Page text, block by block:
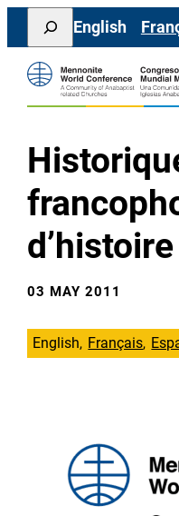
Skip
content
Search
English
d’histoire
03 MAY 2011
English Français